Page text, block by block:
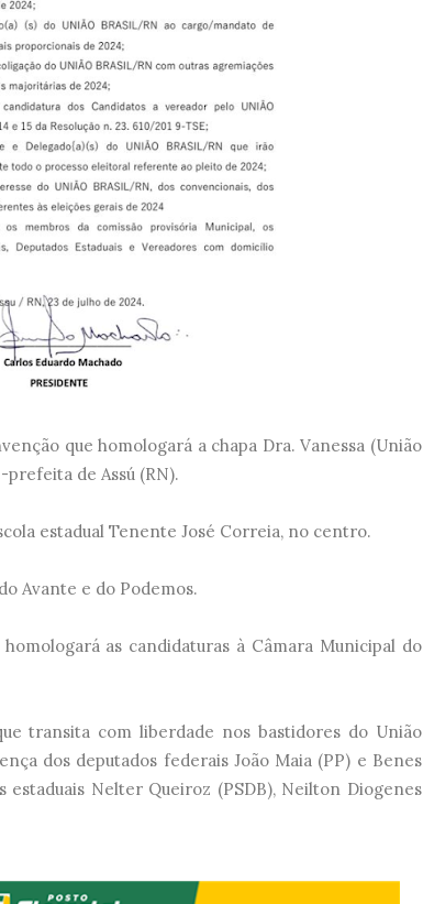
que homologará a chapa Dra. Vanessa (União
de Assú (RN).
estadual Tenente José Correia, no centro.
Avante e do Podemos.
as candidaturas à Câmara Municipal do
transita com liberdade nos bastidores do União
dos deputados federais João Maia (PP) e Benes
estaduais Nelter Queiroz (PSDB), Neilton Diogenes